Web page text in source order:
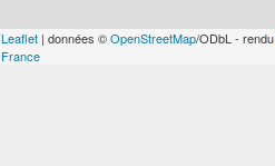
Leaflet | données ©OpenStreetMap/ODbL - rendu
France